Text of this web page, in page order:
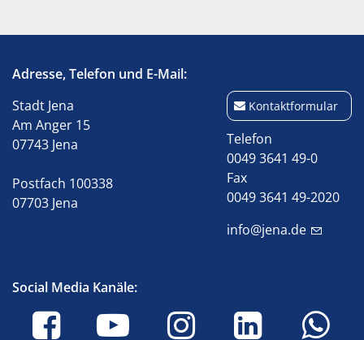
Adresse, Telefon und E-Mail:
Stadt Jena
Am Anger 15
07743 Jena
Postfach 100338
07703 Jena
Kontaktformular
Telefon
0049 3641 49-0
Fax
0049 3641 49-2020
info@jena.de
Social Media Kanäle: